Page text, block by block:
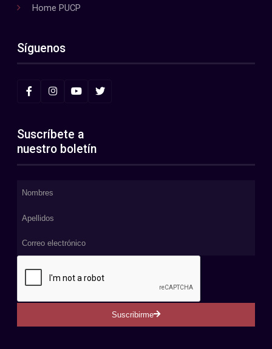
Home PUCP
Síguenos
Suscríbete a
nuestro boletín
Suscribirme